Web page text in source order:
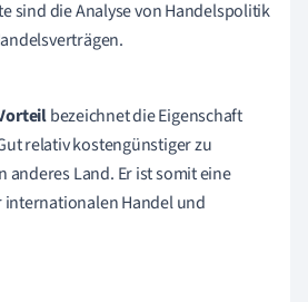
sind die Analyse von Handelspolitik
bezeichnet die Eigenschaft
relativ kostengünstiger zu
anderes Land. Er ist somit eine
Handel und